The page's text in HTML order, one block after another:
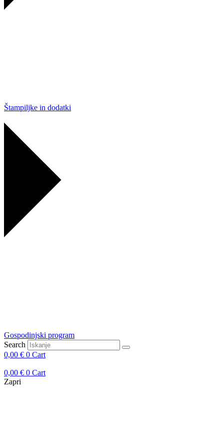
Štampiljke in dodatki
Gospodinjski program
Search
0,00 € 0 Cart
0,00 € 0 Cart
Zapri